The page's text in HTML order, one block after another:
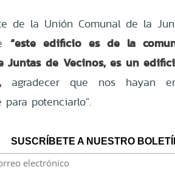
de la Unión Comunal de la
“este edificio es de la
Juntas de Vecinos, es un
agradecer que nos hayan
para potenciarlo”.
SUSCRÍBETE A NUESTRO